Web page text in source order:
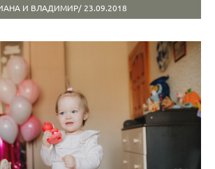
И ВЛАДИМИР/ 23.09.2018